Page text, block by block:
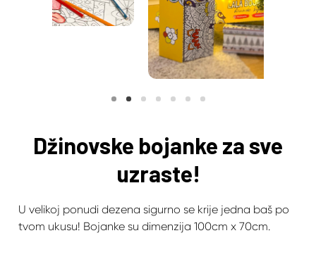
Džinovske bojanke za sve
uzraste!
U velikoj ponudi dezena sigurno se krije jedna baš po
tvom ukusu! Bojanke su dimenzija 100cm x 70cm.